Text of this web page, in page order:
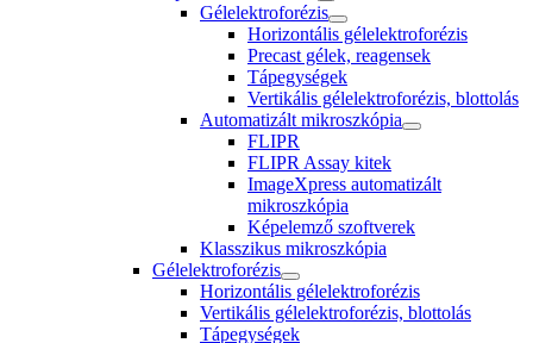
Gélelektroforézis
Horizontális gélelektroforézis
Precast gélek, reagensek
Tápegységek
Vertikális gélelektroforézis, blottolás
Automatizált mikroszkópia
FLIPR
FLIPR Assay kitek
ImageXpress automatizált
mikroszkópia
Képelemző szoftverek
Klasszikus mikroszkópia
Gélelektroforézis
Horizontális gélelektroforézis
Vertikális gélelektroforézis, blottolás
Tápegységek